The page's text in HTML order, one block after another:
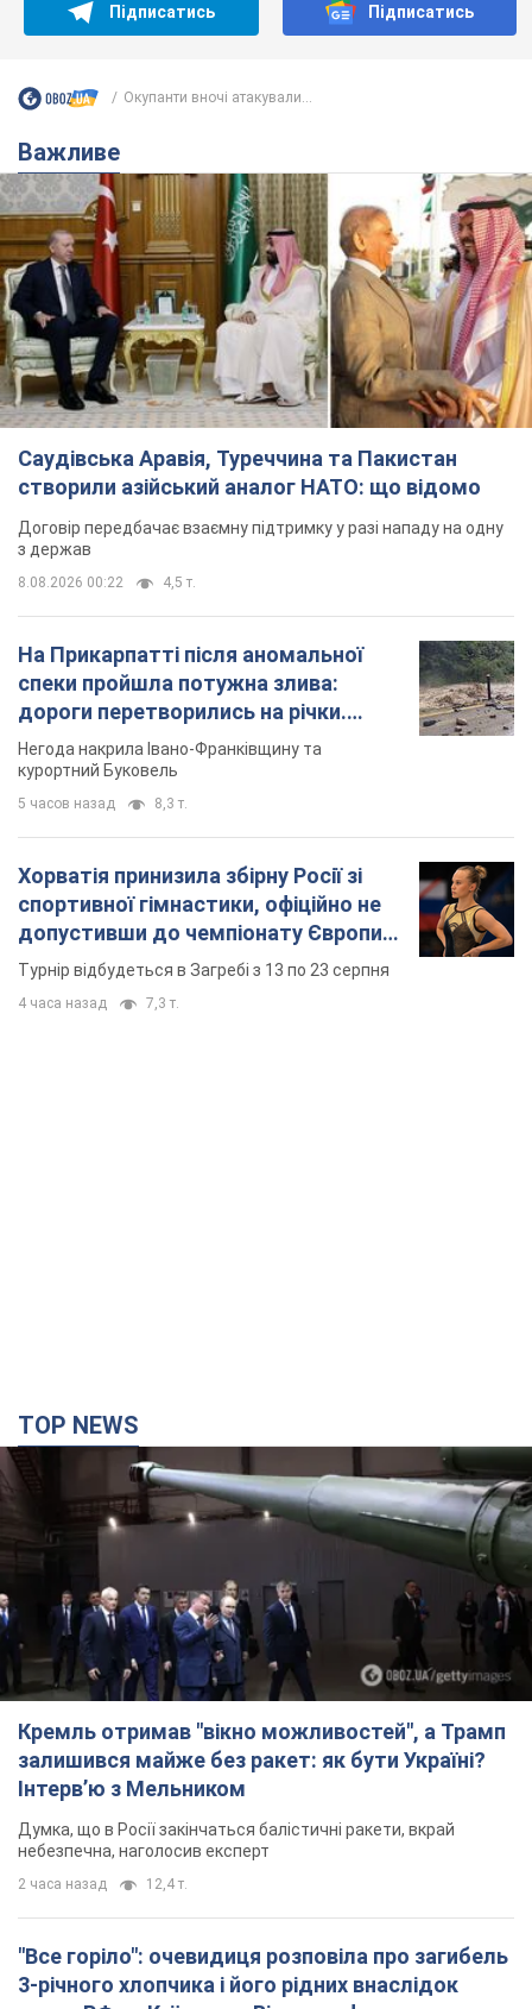
Підписатись Підписатись
Окупанти вночі атакували...
Важливе
Саудівська Аравія, Туреччина та Пакистан
створили азійський аналог НАТО: що відомо
Договір передбачає взаємну підтримку у разі нападу на одну
з держав
8.08.2026 00:22 4,5 т.
На Прикарпатті після аномальної
спеки пройшла потужна злива:
дороги перетворились на річки.
Відео
Негода накрила Івано-Франківщину та
курортний Буковель
5 часов назад 8,3 т.
Хорватія принизила збірну Росії зі
спортивної гімнастики, офіційно не
допустивши до чемпіонату Європи
основних спортсменів
Турнір відбудеться в Загребі з 13 по 23 серпня
4 часа назад 7,3 т.
TOP NEWS
Кремль отримав "вікно можливостей", а Трамп
залишився майже без ракет: як бути Україні?
Інтерв’ю з Мельником
Думка, що в Росії закінчаться балістичні ракети, вкрай
небезпечна, наголосив експерт
2 часа назад 12,4 т.
"Все горіло": очевидиця розповіла про загибель
3-річного хлопчика і його рідних внаслідок